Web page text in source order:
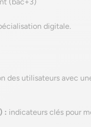
digitale.
des utilisateurs avec
: indicateurs clés pour